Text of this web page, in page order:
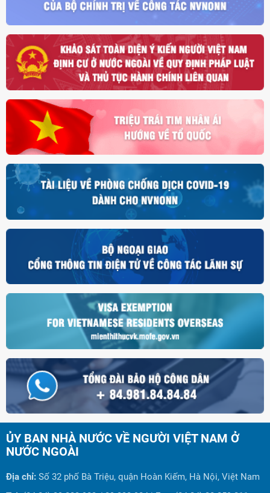
ỦY BAN NHÀ NƯỚC VỀ NGƯỜI VIỆT NAM Ở
NƯỚC NGOÀI
Địa chỉ: Số 32 phố Bà Triệu, quận Hoàn Kiếm, Hà Nội, Việt Nam